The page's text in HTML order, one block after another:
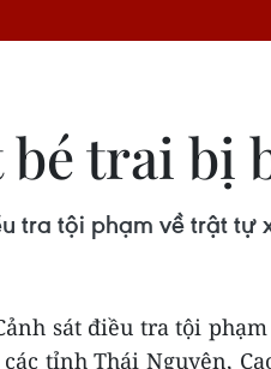
trai bị
tra tội phạm về trật
sát điều tra tội
tỉnh Thái Nguyên,